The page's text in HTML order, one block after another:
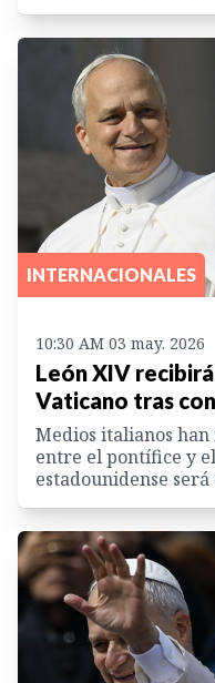
INTERNACIONALES
10:30 AM 03 may. 2026
León XIV
Vaticano tras
Medios italianos
entre el pontífice y
estadounidense